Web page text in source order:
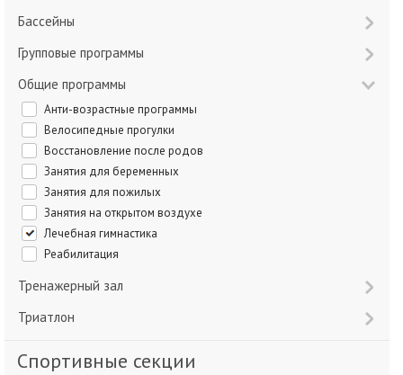
Бассейны
Групповые программы
Общие программы
Анти-возрастные программы
Велосипедные прогулки
Восстановление после родов
Занятия для беременных
Занятия для пожилых
Занятия на открытом воздухе
Лечебная гимнастика
Реабилитация
Тренажерный зал
Триатлон
Спортивные секции